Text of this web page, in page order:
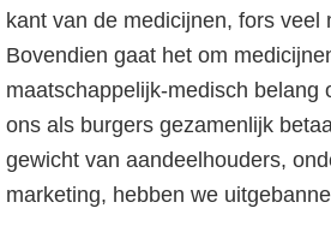
kant van de medicijnen, fors veel
Bovendien gaat het om
maatschappelijk-medisch belang
ons als burgers gezamenlijk
gewicht van aandeelhouders,
marketing, hebben we